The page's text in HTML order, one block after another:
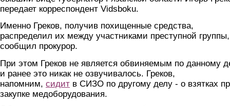
передает корреспондент Vidsboku.
Именно Греков, получив похищенные средства,
распределил их между участниками преступной группы,
сообщил прокурор.
При этом Греков не является обвиняемым по данному
и ранее это никак не озвучивалось. Греков,
напомним, сидит в СИЗО по другому делу - о взятках
закупке медоборудования.